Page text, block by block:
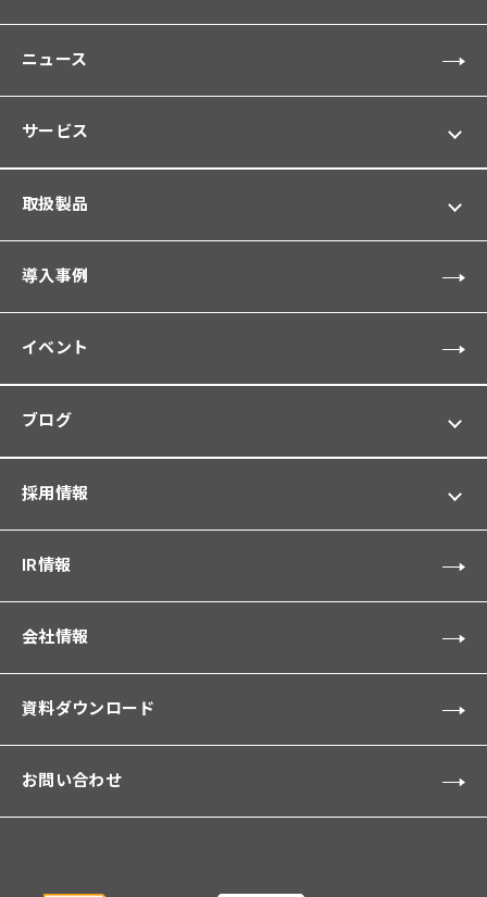
ニュース
サービス
取扱製品
導入事例
イベント
ブログ
採用情報
IR情報
会社情報
資料ダウンロード
お問い合わせ